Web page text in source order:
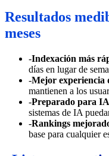
Resultados
meses
-Indexación más
días en lugar de
-Mejor experiencia
mantienen a los
-Preparado para
sistemas de IA
-Rankings
base para cualquier